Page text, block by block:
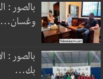
بالصور :
وغسان...
بالصور :
بك...